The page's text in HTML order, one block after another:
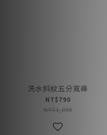
洗水斜紋五分寬褲
NT$790
NT$1,090